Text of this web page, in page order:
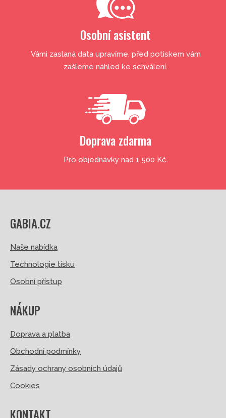
Osobní asistent
Vámi zaslaná data upravíme, před potiskem vám
zašleme náhled ke schválení.
Doprava zdarma
Pro objednávky nad 1 500 Kč.
GABIA.CZ
Naše nabídka
Technologie tisku
Osobní přístup
NÁKUP
Doprava a platba
Obchodní podmínky
Zásady ochrany osobních údajů
Cookies
KONTAKT